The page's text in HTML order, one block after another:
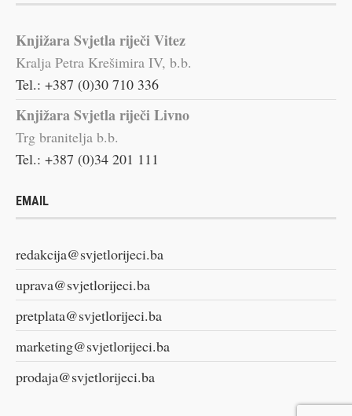
Knjižara Svjetla riječi Vitez
Kralja Petra Krešimira IV, b.b.
Tel.: +387 (0)30 710 336
Knjižara Svjetla riječi Livno
Trg branitelja b.b.
Tel.: +387 (0)34 201 111
EMAIL
redakcija@svjetlorijeci.ba
uprava@svjetlorijeci.ba
pretplata@svjetlorijeci.ba
marketing@svjetlorijeci.ba
prodaja@svjetlorijeci.ba